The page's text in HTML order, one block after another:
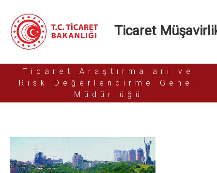
Ticaret
Ticaret Araştırmaları ve
Risk Değerlendirme Genel
Müdürlüğü